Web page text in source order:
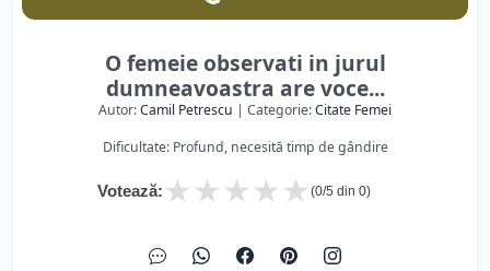
O femeie observati in jurul
dumneavoastra are voce...
Autor:Camil Petrescu | Categorie:Citate Femei
Dificultate: Profund, necesită timp de gândire
Votează: ★
★
★
★
★ (0/5 din 0)